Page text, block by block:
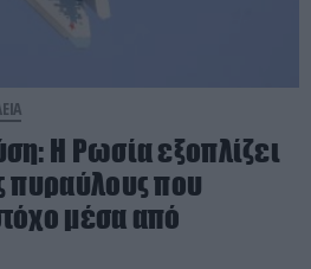
H Ρωσία εξοπλίζει
πυραύλους που
μέσα από